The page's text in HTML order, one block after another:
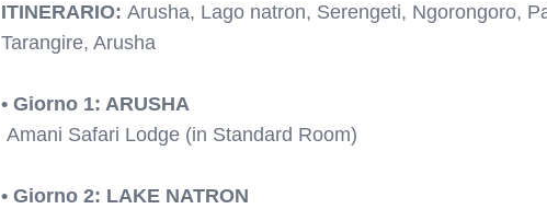
ITINERARIO: Arusha, Lago natron, Serengeti, Ngorongoro,
Tarangire, Arusha
• Giorno 1: ARUSHA
Amani Safari Lodge (in Standard Room)
• Giorno 2: LAKE NATRON